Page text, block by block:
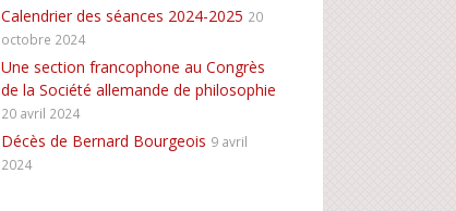
Calendrier des séances 2024-2025 20
octobre 2024
Une section francophone au Congrès
de la Société allemande de philosophie
20 avril 2024
Décès de Bernard Bourgeois 9 avril
2024